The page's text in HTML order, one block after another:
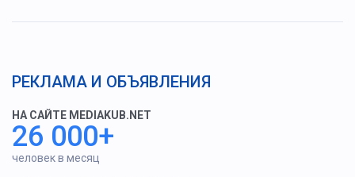
РЕКЛАМА И ОБЪЯВЛЕНИЯ
НА САЙТЕ MEDIAKUB.NET
26 000+
человек в месяц